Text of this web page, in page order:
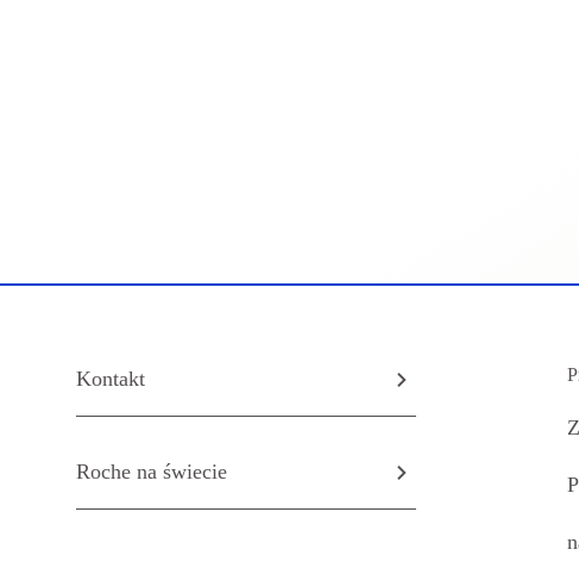
Kontakt
Roche na świecie